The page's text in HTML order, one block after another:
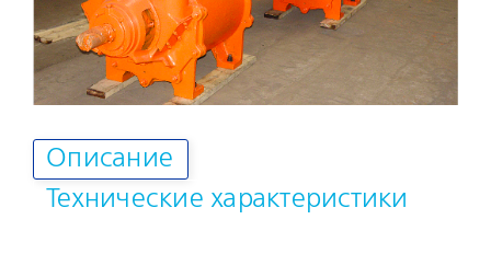
Описание
Технические характеристики